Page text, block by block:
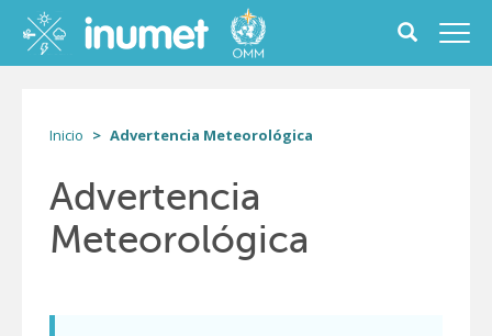
contenido
principal
Toggle
search
form
Inicio Advertencia Meteorológica
Advertencia
Meteorológica